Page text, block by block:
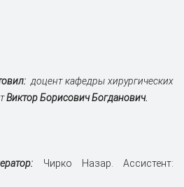
доцент кафедры хирургических
Виктор Борисович Богданович.
Чирко Назар. Ассистент: